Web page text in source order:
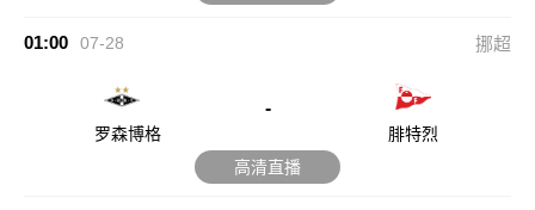
01:00 07-28 挪超
罗森博格
-
腓特烈
高清直播